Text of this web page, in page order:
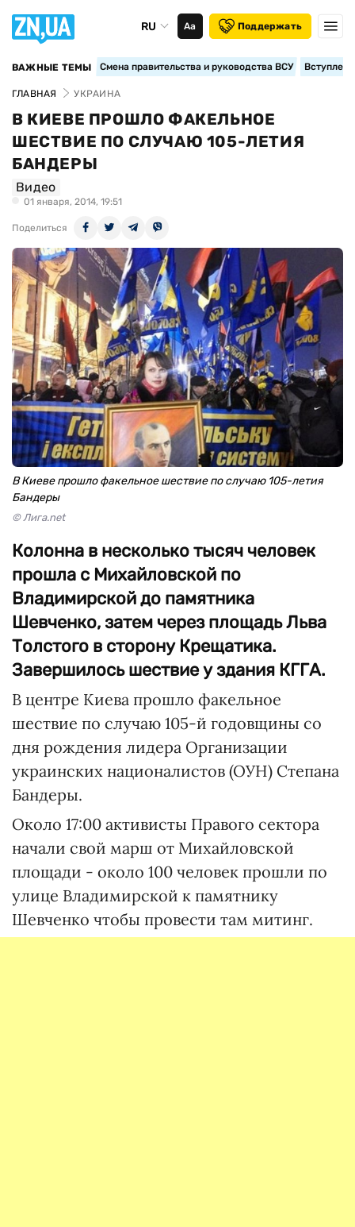
RU Аа Поддержать
ВАЖНЫЕ ТЕМЫ Смена правительства и руководства ВСУ
ГЛАВНАЯ УКРАИНА
В КИЕВЕ ПРОШЛО ФАКЕЛЬНОЕ
ШЕСТВИЕ ПО СЛУЧАЮ 105-ЛЕТИЯ
БАНДЕРЫ
Видео
01 января, 2014, 19:51
Поделиться
В Киеве прошло факельное шествие по случаю 105-летия
Бандеры
© Лига.net
Колонна в несколько тысяч человек
прошла с Михайловской по
Владимирской до памятника
Шевченко, затем через площадь Льва
Толстого в сторону Крещатика.
Завершилось шествие у здания КГГА.
В центре Киева прошло факельное
шествие по случаю 105-й годовщины со
дня рождения лидера Организации
украинских националистов (ОУН) Степана
Бандеры.
Около 17:00 активисты Правого сектора
начали свой марш от Михайловской
площади - около 100 человек прошли по
улице Владимирской к памятнику
Шевченко чтобы провести там митинг.